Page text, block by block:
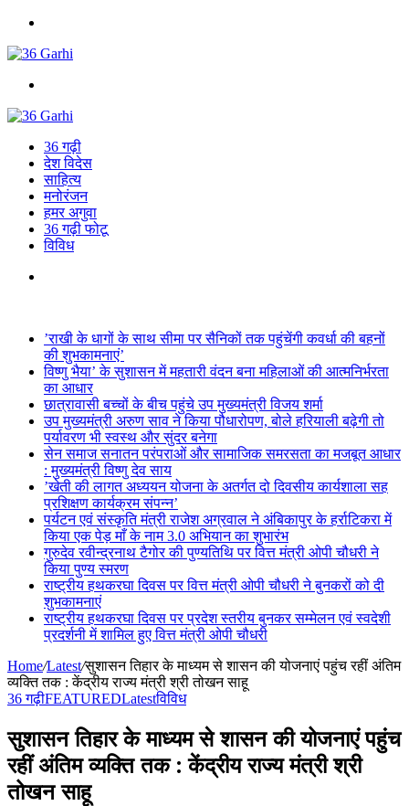
36 गढ़ी
देश विदेस
साहित्य
मनोरंजन
हमर अगुवा
36 गढ़ी फोटू
विविध
’राखी के धागों के साथ सीमा पर सैनिकों तक पहुंचेंगी कवर्धा की बहनों
की शुभकामनाएं’
विष्णु भैया’ के सुशासन में महतारी वंदन बना महिलाओं की आत्मनिर्भरता
का आधार
छात्रावासी बच्चों के बीच पहुंचे उप मुख्यमंत्री विजय शर्मा
उप मुख्यमंत्री अरुण साव ने किया पौधारोपण, बोले हरियाली बढ़ेगी तो
पर्यावरण भी स्वस्थ और सुंदर बनेगा
सेन समाज सनातन परंपराओं और सामाजिक समरसता का मजबूत आधार
: मुख्यमंत्री विष्णु देव साय
’खेती की लागत अध्ययन योजना के अतर्गत दो दिवसीय कार्यशाला सह
प्रशिक्षण कार्यक्रम संपन्न’
पर्यटन एवं संस्कृति मंत्री राजेश अग्रवाल ने अंबिकापुर के हर्राटिकरा में
किया एक पेड़ माँ के नाम 3.0 अभियान का शुभारंभ
गुरुदेव रवीन्द्रनाथ टैगोर की पुण्यतिथि पर वित्त मंत्री ओपी चौधरी ने
किया पुण्य स्मरण
राष्ट्रीय हथकरघा दिवस पर वित्त मंत्री ओपी चौधरी ने बुनकरों को दी
शुभकामनाएं
राष्ट्रीय हथकरघा दिवस पर प्रदेश स्तरीय बुनकर सम्मेलन एवं स्वदेशी
प्रदर्शनी में शामिल हुए वित्त मंत्री ओपी चौधरी
Home/Latest/सुशासन तिहार के माध्यम से शासन की योजनाएं पहुंच रहीं अंतिम
व्यक्ति तक : केंद्रीय राज्य मंत्री श्री तोखन साहू
36 गढ़ीFEATUREDLatestविविध
सुशासन तिहार के माध्यम से शासन की योजनाएं पहुंच
रहीं अंतिम व्यक्ति तक : केंद्रीय राज्य मंत्री श्री
तोखन साहू